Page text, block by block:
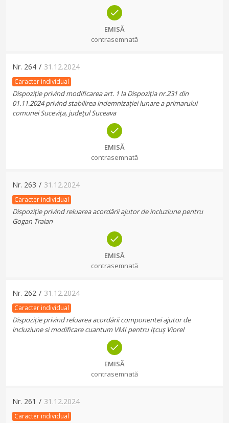
EMISĂ
contrasemnată
Nr. 264 / 31.12.2024
Caracter individual
Dispoziție privind modificarea art. 1 la Dispoziția nr.231 din
01.11.2024 privind stabilirea indemnizaţiei lunare a primarului
comunei Sucevița, judeţul Suceava
EMISĂ
contrasemnată
Nr. 263 / 31.12.2024
Caracter individual
Dispoziție privind reluarea acordării ajutor de incluziune pentru
Gogan Traian
EMISĂ
contrasemnată
Nr. 262 / 31.12.2024
Caracter individual
Dispoziție privind reluarea acordării componentei ajutor de
incluziune si modificare cuantum VMI pentru Ițcuș Viorel
EMISĂ
contrasemnată
Nr. 261 / 31.12.2024
Caracter individual